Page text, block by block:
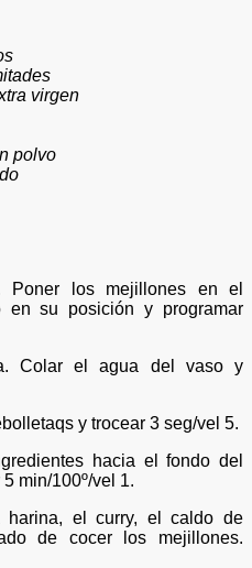
virgen
polvo
los mejillones en el
en su posición y programar
Colar el agua del vaso y
y trocear 3 seg/vel 5.
hacia el fondo del
min/100º/vel 1.
harina, el curry, el caldo de
de cocer los mejillones.